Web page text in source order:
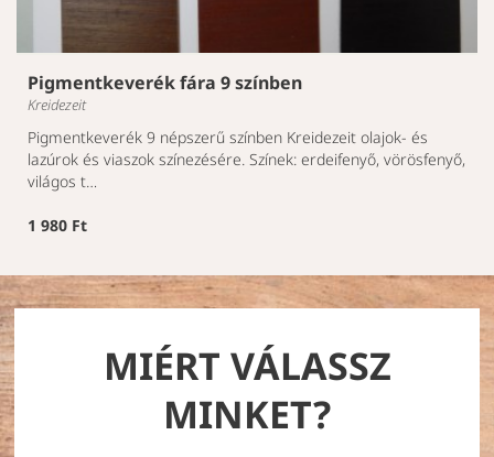
Pigmentkeverék fára 9 színben
Kreidezeit
Pigmentkeverék 9 népszerű színben Kreidezeit olajok- és
lazúrok és viaszok színezésére. Színek: erdeifenyő, vörösfenyő,
világos t…
1 980 Ft
MIÉRT VÁLASSZ
MINKET?